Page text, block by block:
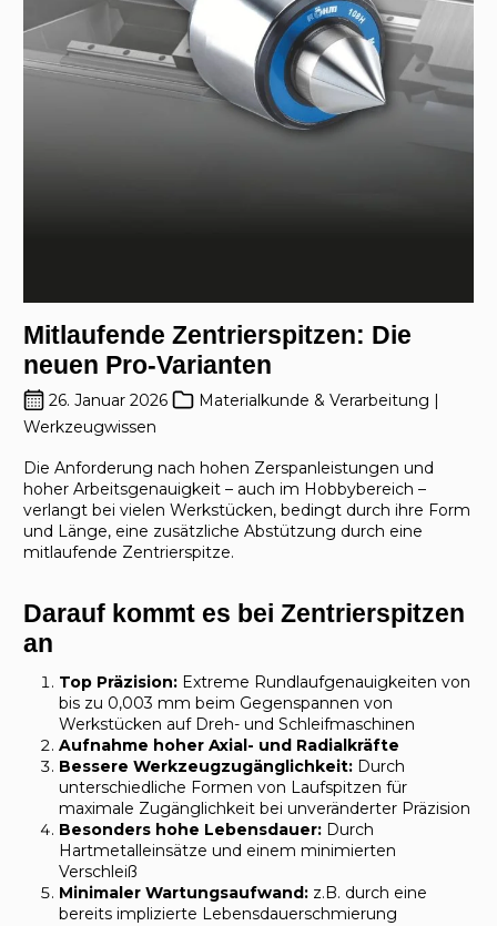
Mitlaufende Zentrierspitzen: Die
neuen Pro-Varianten
26. Januar 2026
Materialkunde & Verarbeitung |
Werkzeugwissen
Die Anforderung nach hohen Zerspanleistungen und
hoher Arbeitsgenauigkeit – auch im Hobbybereich –
verlangt bei vielen Werkstücken, bedingt durch ihre Form
und Länge, eine zusätzliche Abstützung durch eine
mitlaufende Zentrierspitze.
Darauf kommt es bei Zentrierspitzen
an
Top Präzision: Extreme Rundlaufgenauigkeiten von
bis zu 0,003 mm beim Gegenspannen von
Werkstücken auf Dreh- und Schleifmaschinen
Aufnahme hoher Axial- und Radialkräfte
Bessere Werkzeugzugänglichkeit: Durch
unterschiedliche Formen von Laufspitzen für
maximale Zugänglichkeit bei unveränderter Präzision
Besonders hohe Lebensdauer: Durch
Hartmetalleinsätze und einem minimierten
Verschleiß
Minimaler Wartungsaufwand: z.B. durch eine
bereits implizierte Lebensdauerschmierung